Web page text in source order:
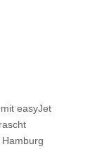
easyJet